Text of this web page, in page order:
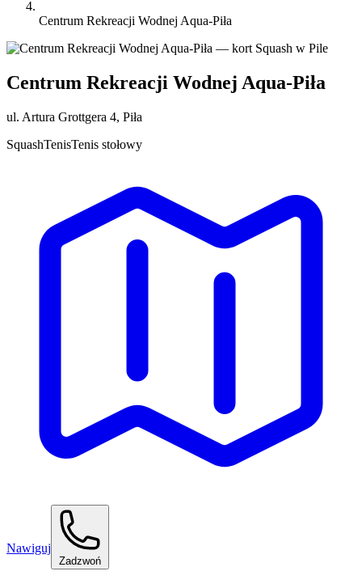
Centrum Rekreacji Wodnej Aqua-Piła
Centrum Rekreacji Wodnej Aqua-Piła
ul. Artura Grottgera 4, Piła
SquashTenisTenis stołowy
Nawiguj
Zadzwoń